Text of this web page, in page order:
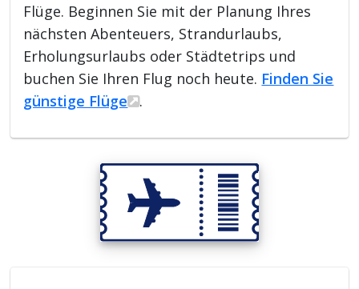
Flüge. Beginnen Sie mit der Planung Ihres
nächsten Abenteuers, Strandurlaubs,
Erholungsurlaubs oder Städtetrips und
buchen Sie Ihren Flug noch heute. Finden Sie
günstige Flüge
.